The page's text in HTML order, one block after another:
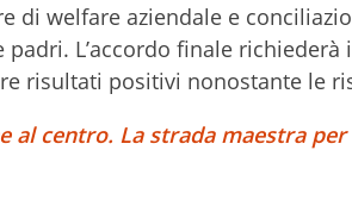
di welfare aziendale e
L’accordo finale
risultati positivi nonostante le
al centro. La strada maestra per